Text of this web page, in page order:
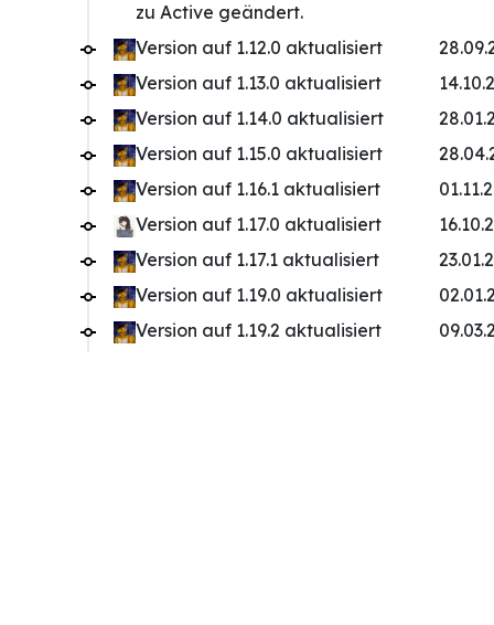
zu Active geändert.
Version auf 1.12.0 aktualisiert
Version auf 1.13.0 aktualisiert
Version auf 1.14.0 aktualisiert
Version auf 1.15.0 aktualisiert
Version auf 1.16.1 aktualisiert
Version auf 1.17.0 aktualisiert
Version auf 1.17.1 aktualisiert
Version auf 1.19.0 aktualisiert
Version auf 1.19.2 aktualisiert